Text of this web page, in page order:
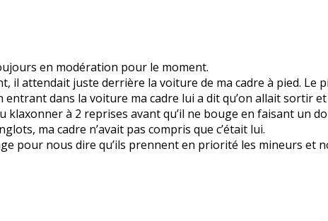
en modération pour le moment.
attendait juste derrière la voiture de ma cadre à pied. Le
entrant dans la voiture ma cadre lui a dit qu’on allait sortir
klaxonner à 2 reprises avant qu’il ne bouge en faisant un
ma cadre n’avait pas compris que c’était lui.
pour nous dire qu’ils prennent en priorité les mineurs et